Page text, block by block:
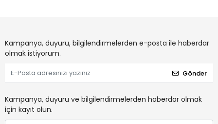
Kampanya, duyuru, bilgilendirmelerden e-posta ile haberdar
olmak istiyorum.
Gönder
Kampanya, duyuru ve bilgilendirmelerden haberdar olmak
için kayıt olun.